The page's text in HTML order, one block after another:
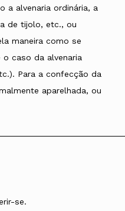
a alvenaria ordinária, a
de tijolo, etc., ou
maneira como se
caso da alvenaria
Para a confecção da
aparelhada, ou
se.